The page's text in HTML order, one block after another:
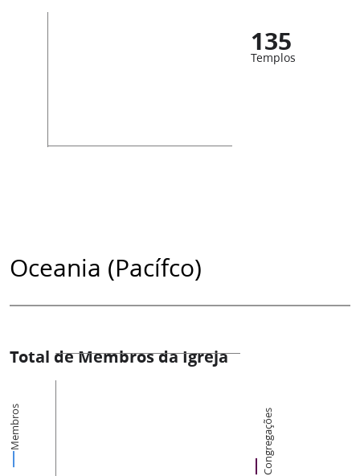
135
Templos
Oceania (Pacífco)
Total de Membros da Igreja
Membros Congregações